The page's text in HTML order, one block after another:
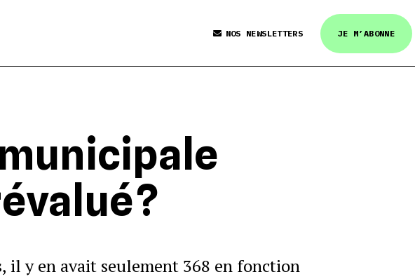
NOS NEWSLETTERS JE M’ABONNE
?
il y en avait seulement 368 en fonction